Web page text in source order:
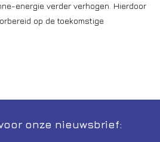
energie verder verhogen. Hierdoor
op de toekomstige
onze nieuwsbrief: